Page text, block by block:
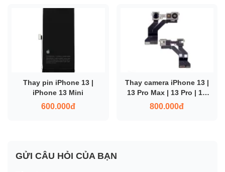
Thay pin iPhone 13 |
iPhone 13 Mini
600.000đ
Thay camera iPhone 13 |
13 Pro Max | 13 Pro | 13
Mini
800.000đ
GỬI CÂU HỎI CỦA BẠN